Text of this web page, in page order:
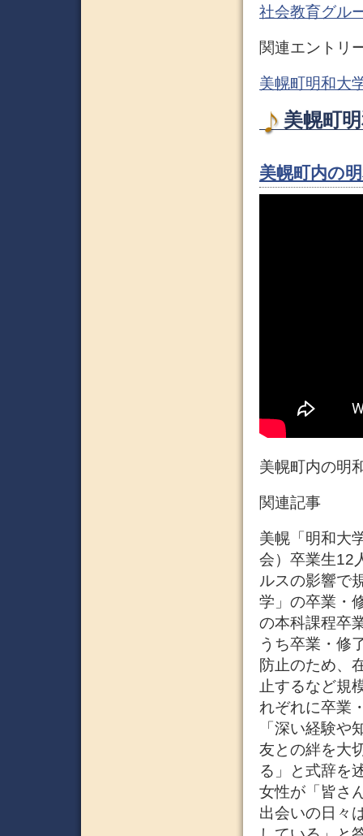
社会教育グル
関連エントリ
美幌町明和大
美幌町
美幌町内の
美幌町内の明
関連記事
美幌「明和大
会）卒業生12
ルスの影響で
学」の卒業・
の本科課程卒
うち卒業・修
防止のため、
止するなど規
れぞれに卒業
「深い経験
友との絆を大
る」と式辞を
女性が「皆さ
出会いの日々